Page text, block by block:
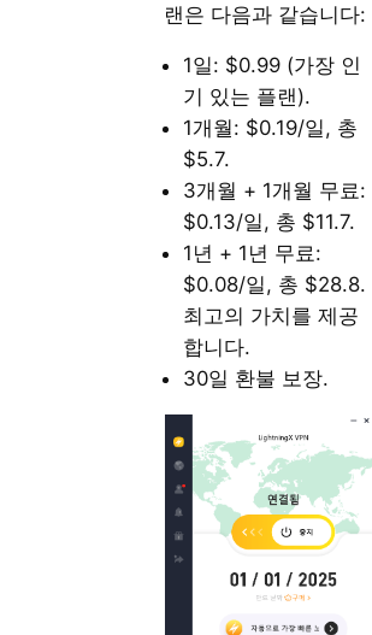
랜은 다음과 같습니다:
1일: $0.99 (가장 인
기 있는 플랜).
1개월: $0.19/일, 총
$5.7.
3개월 + 1개월 무료:
$0.13/일, 총 $11.7.
1년 + 1년 무료:
$0.08/일, 총 $28.8.
최고의 가치를 제공
합니다.
30일 환불 보장.